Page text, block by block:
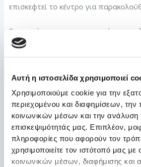
Αυτή η ιστοσελίδα χρησιμοποιεί
Χρησιμοποιούμε cookie για την
περιεχομένου και διαφημίσεων, την
κοινωνικών μέσων και την ανάλυση
επισκεψιμότητάς μας. Επιπλέον,
πληροφορίες που αφορούν τον
χρησιμοποιείτε τον ιστότοπό μας με
κοινωνικών μέσων, διαφήμισης και
επισκεφτεί το κέντρο για
Στη συνέχεια πραγματοποιείται η
και συλλέγονται τα ωάρια από τις
κρυοσυντήρησης(vitrification –
Όταν επιστρέψει στο μέλλον η
χρησιμοποιήσει τα ωάρια για
«θερμαίνουμε» τα ωάρια, τα
του συντρόφου και δημιουργούμε
τοποθετηθούν στη μητρική
(εμβρυομεταφορά). Όσα έμβρυα δεν